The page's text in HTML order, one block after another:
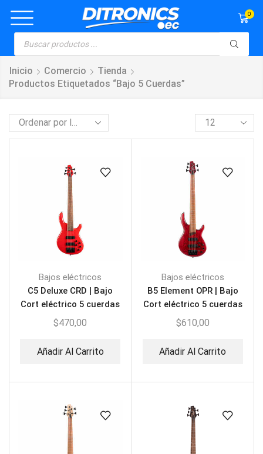
0
Inicio Comercio
Tienda
Productos Etiquetados “bajo 5 Cuerdas”
Bajos eléctricos
C5 Deluxe CRD | Bajo
Cort eléctrico 5 cuerdas
$470,00
Añadir Al Carrito
Bajos eléctricos
B5 Element OPR | Bajo
Cort eléctrico 5 cuerdas
$610,00
Añadir Al Carrito